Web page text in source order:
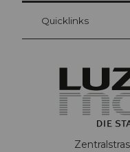
Quicklinks